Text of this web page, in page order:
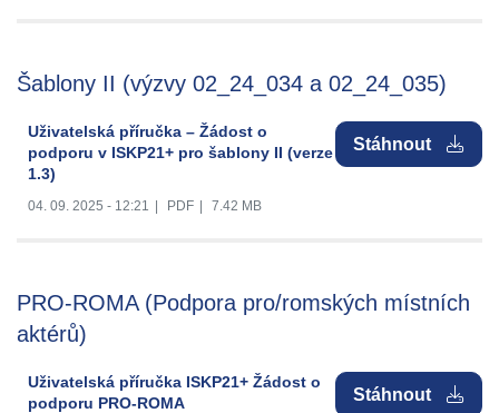
Šablony II (výzvy 02_24_034 a 02_24_035)
Uživatelská příručka – Žádost o
podporu v ISKP21+ pro šablony II (verze
1.3)
04. 09. 2025 - 12:21 PDF 7.42 MB
Stáhnout
PRO-ROMA (Podpora pro/romských místních
aktérů)
Uživatelská příručka ISKP21+ Žádost o
podporu PRO-ROMA
Stáhnout